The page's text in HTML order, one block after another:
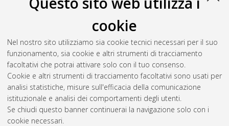
cookie
Nel nostro sito utilizziamo sia cookie tecnici necessari per il suo
funzionamento, sia cookie e altri strumenti di tracciamento
facoltativi che potrai attivare solo con il tuo consenso.
Cookie e altri strumenti di tracciamento facoltativi sono usati per
analisi statistiche, misure sull'efficacia della comunicazione
istituzionale e analisi dei comportamenti degli utenti.
Se chiudi questo banner continuerai la navigazione solo con i
cookie necessari.
Santarelli, Francesco(2013) Nuove vie di sintesi
Chimica industriale [LM-DM270]
di Iorio, Nicola (2013)Regio- e stereocontrollo nell'addizione
viniloga di alchilidenossindoli a nitrostireni via organocatalisi.
[Laurea magistrale], Università di Bologna, Corso di Studio in
Chimica industriale [LM-DM270]
Questa lista e' stata generata ilFri Aug 7 16:18:36 2026 CEST